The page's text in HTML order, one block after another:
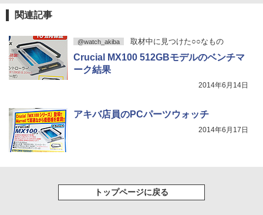
関連記事
@watch_akiba 取材中に見つけた○○なもの
Crucial MX100 512GBモデルのベンチマ
ーク結果
2014年6月14日
アキバ店員のPCパーツウォッチ
2014年6月17日
トップページに戻る